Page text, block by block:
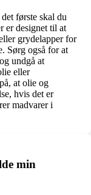
første skal du
er designet til at
grydelapper for
Sørg også for at
undgå at
eller
at olie og
hvis det er
madvarer i
min